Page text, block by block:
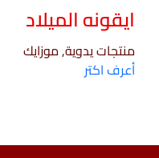
ايقونه الميلاد
منتجات يدوية, موزايك
أعرف اكتر